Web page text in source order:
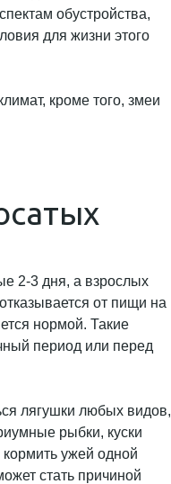
обустройства,
для жизни этого
2-3 дня, а взрослых
от пищи на
нормой. Такие
период или перед
лягушки любых видов,
рыбки, куски
ужей одной
стать причиной